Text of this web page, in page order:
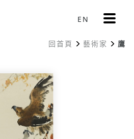
EN 更
多
單
回首頁 藝術家 鷹